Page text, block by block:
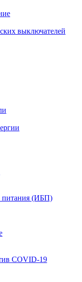
выключателей
питания (ИБП)
COVID-19